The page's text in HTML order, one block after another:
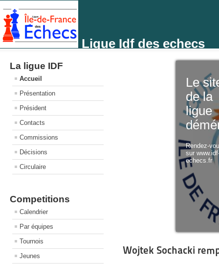
Ligue Idf des echecs
La ligue IDF
Accueil
Présentation
Président
Contacts
Commissions
Décisions
Circulaire
Competitions
Calendrier
Par équipes
Tournois
Jeunes
Le
de la
ligue
Rendez-
sur
echecs.fr
Wojtek Sochacki